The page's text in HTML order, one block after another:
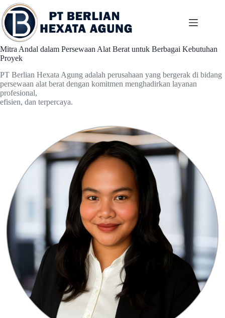
Skip
to
content
Mitra Andal dalam Persewaan Alat Berat untuk Berbagai Kebutuhan
Proyek
PT Berlian Hexata Agung adalah perusahaan yang bergerak di bidang
persewaan alat berat dengan komitmen menghadirkan layanan
profesional,
efisien, dan terpercaya.